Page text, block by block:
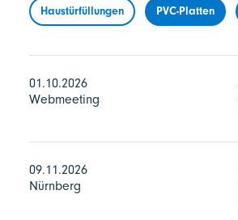
Haustürfüllungen PVC-Platten
01.10.2026
Webmeeting
09.11.2026
Nürnberg